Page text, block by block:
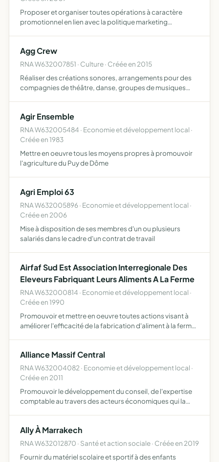
Proposer et organiser toutes opérations à caractère
promotionnel en lien avec la politique marketing
Agg Crew
RNA W632007851 · Culture · Créée en 2015
Réaliser des créations sonores, arrangements pour des
compagnies de théâtre, danse, groupes de musiques
divers…
Agir Ensemble
RNA W632005484 · Economie et développement local ·
Créée en 1983
Mettre en oeuvre tous les moyens propres à promouvoir
l'agriculture du Puy de Dôme
Agri Emploi 63
RNA W632005896 · Economie et développement local ·
Créée en 2006
Mise à disposition de ses membres d'un ou plusieurs
salariés dans le cadre d'un contrat de travail
Airfaf Sud Est Association Interregionale Des
Eleveurs Fabriquant Leurs Aliments A La Ferme
RNA W632000814 · Economie et développement local ·
Créée en 1990
Promouvoir et mettre en oeuvre toutes actions visant à
améliorer l'efficacité de la fabrication d'aliment à la ferme
Alliance Massif Central
RNA W632004082 · Economie et développement local ·
Créée en 2011
Promouvoir le développement du conseil, de l'expertise
comptable au travers des acteurs économiques qui la
parte…
Ally À Marrakech
RNA W632012870 · Santé et action sociale · Créée en 2019
Fournir du matériel scolaire et sportif à des enfants